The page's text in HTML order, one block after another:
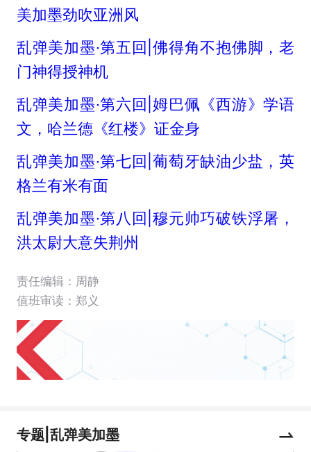
美加墨劲吹亚洲风
乱弹美加墨·第五回|佛得角不抱佛脚，老
门神得授神机
乱弹美加墨·第六回|姆巴佩《西游》学语
文，哈兰德《红楼》证金身
乱弹美加墨·第七回|葡萄牙缺油少盐，英
格兰有米有面
乱弹美加墨·第八回|穆元帅巧破铁浮屠，
洪太尉大意失荆州
责任编辑：周静
值班审读：郑义
专题|乱弹美加墨